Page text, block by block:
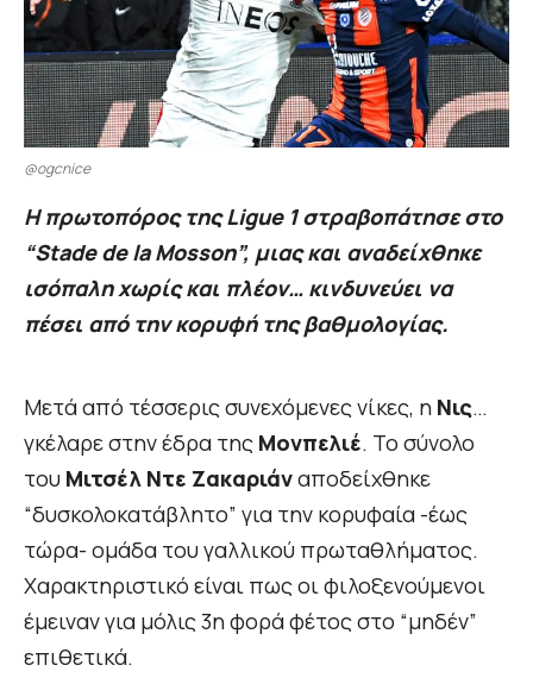
@ogcnice
Η πρωτοπόρος της Ligue 1 στραβοπάτησε στο
“Stade de la Mosson”, μιας και αναδείχθηκε
ισόπαλη χωρίς και πλέον… κινδυνεύει να
πέσει από την κορυφή της βαθμολογίας.
Μετά από τέσσερις συνεχόμενες νίκες, η Νις…
γκέλαρε στην έδρα της Μονπελιέ. Το σύνολο
του Μιτσέλ Ντε Ζακαριάναποδείχθηκε
“δυσκολοκατάβλητο” για την κορυφαία -έως
τώρα- ομάδα του γαλλικού πρωταθλήματος.
Χαρακτηριστικό είναι πως οι φιλοξενούμενοι
έμειναν για μόλις 3η φορά φέτος στο “μηδέν”
επιθετικά.